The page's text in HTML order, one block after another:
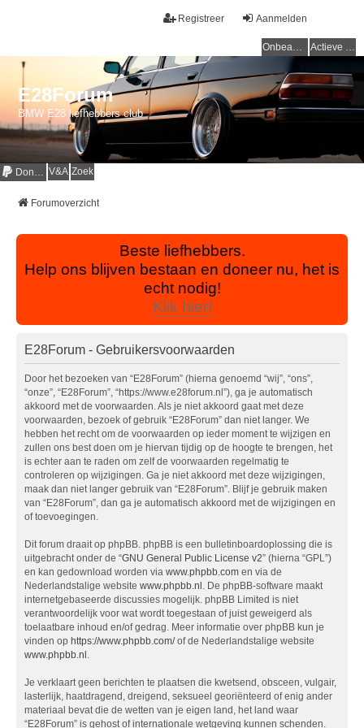
Aanmelden
Registreer
Onbeantwoorde onderwerpen Actieve onderwerpen
E28Forum
BMW E28 liefhebbers club
Donaties V&A Zoek
Forumoverzicht
Beste liefhebbers.
Help ons blijven bestaan en doneer nu, het is
echt nodig!
Klik hier!
E28Forum - Gebruikersvoorwaarden
Door het bezoeken van “E28Forum” (hierna genoemd “wij”, “ons”,
“onze”, “E28Forum”, “https://www.e28forum.nl”), ga je automatisch
akkoord met de voorwaarden. Als je niet akkoord gaat met deze
voorwaarden, bezoek of gebruik “E28Forum” dan niet langer. We
hebben het recht om de voorwaarden op ieder moment te wijzigen en
zullen ons best doen om je hiervan tijdig op de hoogte te brengen, het
is echter aan te raden om zelf de voorwaarden regelmatig te
controleren op wijzigingen. Ga je niet akkoord met deze wijzigingen,
maak dan niet langer gebruik van “E28Forum”. Blijf je gebruik maken
van “E28Forum”, dan ga je automatisch akkoord met de wijzigingen en
of toevoegingen.
Dit forum draait op phpBB. phpBB is een bulletinboardoplossing die is
uitgebracht onder de “GNU General Public License v2” (hierna “GPL”)
en kan gedownload worden via www.phpbb.com en via de
Nederlandstalige website www.phpbb.nl . De phpBB-software maakt
internetgebaseerde discussies mogelijk. phpBB Limited is niet
verantwoordelijk voor wat wordt toegestaan of juist geweigerd als
toelaatbare inhoud en/of gedrag. Meer informatie over phpBB kun je
vinden op https://www.phpbb.com/of de Nederlandstalige website
www.phpbb.nl .
Je verklaart geen berichten te plaatsen die kwetsend, obsceen, vulgair,
lasterlijk, haatdragend, dreigend, seksueel georiënteerd of enig ander
materiaal bevat die de wetten van je eigen land, het land waar
“E28Forum” is gehost of internationale wetgeving kunnen schenden.